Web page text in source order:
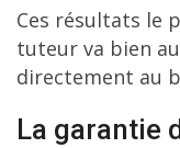
Ces résultats le
tuteur va bien
directement au
La garantie